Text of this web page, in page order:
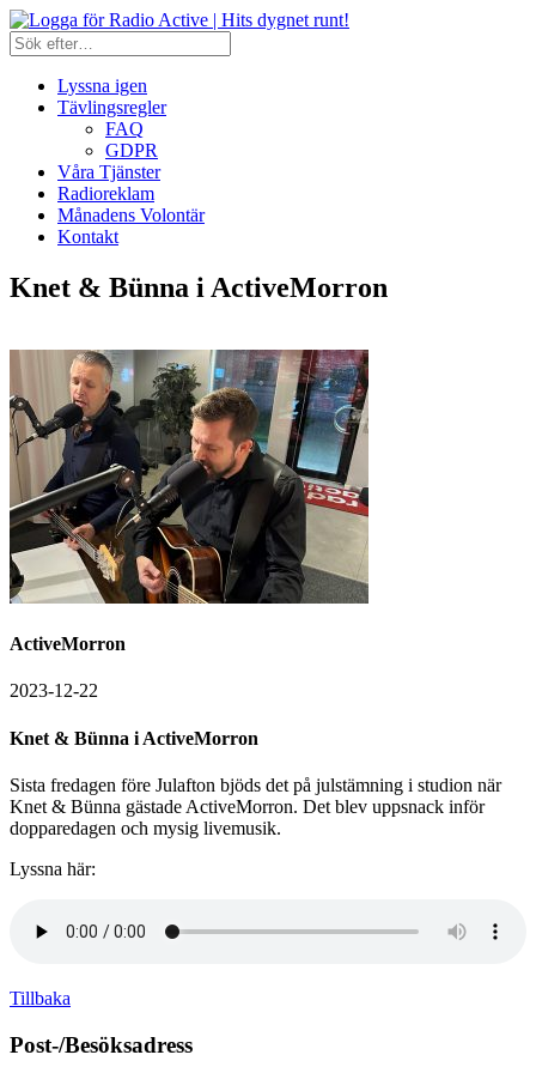
Lyssna igen
Tävlingsregler
FAQ
GDPR
Våra Tjänster
Radioreklam
Månadens Volontär
Kontakt
Knet & Bünna i ActiveMorron
ActiveMorron
2023-12-22
Knet & Bünna i ActiveMorron
Sista fredagen före Julafton bjöds det på julstämning i studion när
Knet & Bünna gästade ActiveMorron. Det blev uppsnack inför
dopparedagen och mysig livemusik.
Lyssna här:
Tillbaka
Post-/Besöksadress